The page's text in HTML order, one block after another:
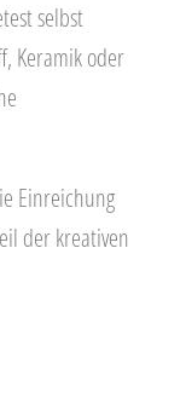
selbst
Keramik oder
Einreichung
der kreativen